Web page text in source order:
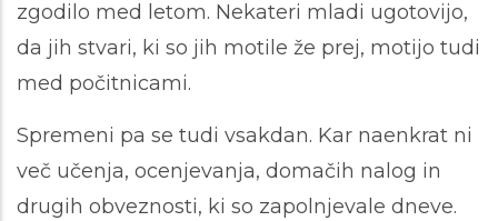
zgodilo med letom. Nekateri mladi ugotovijo,
da jih stvari, ki so jih motile že prej, motijo tudi
med počitnicami.
Spremeni pa se tudi vsakdan. Kar naenkrat ni
več učenja, ocenjevanja, domačih nalog in
drugih obveznosti, ki so zapolnjevale dneve.